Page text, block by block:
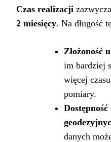
Czas realizacji
2 miesięcy. Na długość
Złożoność
im bardziej
więcej
pomiary.
danych